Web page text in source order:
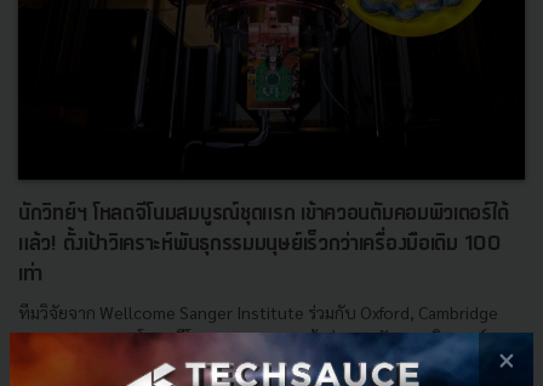
นักวิทย์ฯ โหลดจีโนมสมบูรณ์ชุดแรก เข้าควอนตัมคอมพิวเตอร์ได้
แล้ว! ตั้งเป้าวิเคราะห์พันธุกรรมมนุษย์เร็วกว่าเครื่องมือเดิม 100
เท่า
ทีมวิจัยจาก Wellcome Sanger Institute ร่วมกับ Oxford, Cambridge
และ Melbourne โหลดจีโนม Hepatitis D เข้าสู่ควอนตัมคอมพิวเตอร์ IBM
Heron 156 คิวบิตเป็นครั้งแรก ตั้งเป้าวิเคราะห์พันจ...
×